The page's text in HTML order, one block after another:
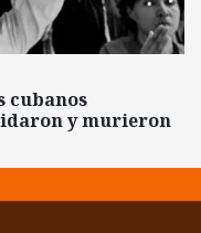
cubanos
y murieron